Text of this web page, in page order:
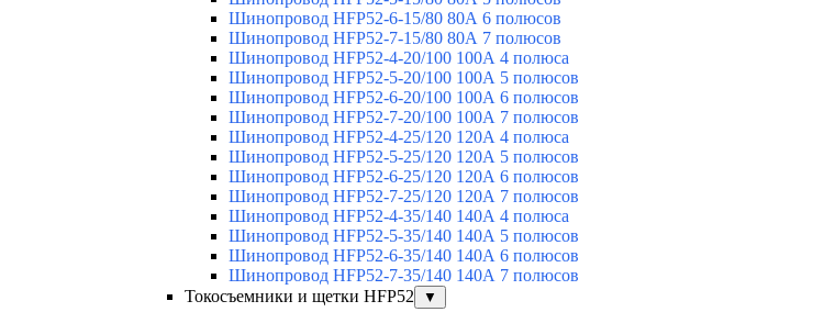
Шинопровод HFP52-6-15/80 80А 6 полюсов
Шинопровод HFP52-7-15/80 80А 7 полюсов
Шинопровод HFP52-4-20/100 100А 4 полюса
Шинопровод HFP52-5-20/100 100А 5 полюсов
Шинопровод HFP52-6-20/100 100А 6 полюсов
Шинопровод HFP52-7-20/100 100А 7 полюсов
Шинопровод HFP52-4-25/120 120А 4 полюса
Шинопровод HFP52-5-25/120 120А 5 полюсов
Шинопровод HFP52-6-25/120 120А 6 полюсов
Шинопровод HFP52-7-25/120 120А 7 полюсов
Шинопровод HFP52-4-35/140 140А 4 полюса
Шинопровод HFP52-5-35/140 140А 5 полюсов
Шинопровод HFP52-6-35/140 140А 6 полюсов
Шинопровод HFP52-7-35/140 140А 7 полюсов
Токосъемники и щетки HFP52
▼